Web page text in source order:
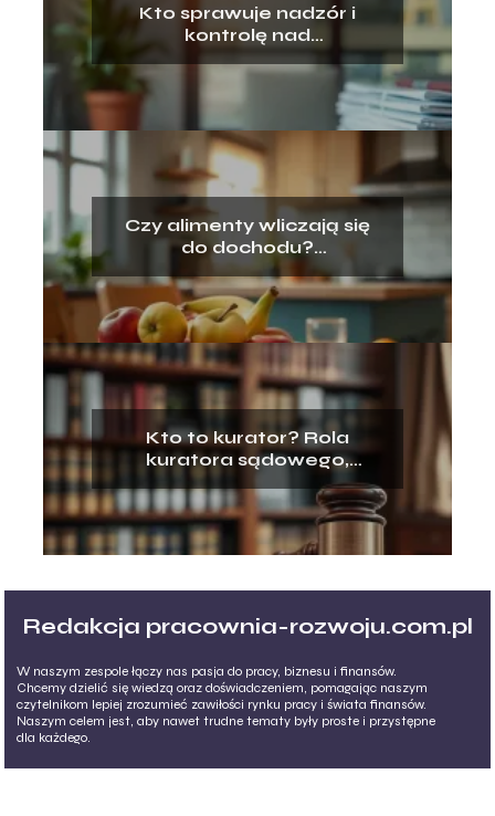
Kto sprawuje nadzór i
kontrolę nad
przestrzeganiem prawa
pracy?
Czy alimenty wliczają się
do dochodu?
Odpowiadamy na
najważniejsze pytania
Kto to kurator? Rola
kuratora sądowego,
rodzinnego i zawodowego
Redakcja pracownia-rozwoju.com.pl
W naszym zespole łączy nas pasja do pracy, biznesu i finansów.
Chcemy dzielić się wiedzą oraz doświadczeniem, pomagając naszym
czytelnikom lepiej zrozumieć zawiłości rynku pracy i świata finansów.
Naszym celem jest, aby nawet trudne tematy były proste i przystępne
dla każdego.